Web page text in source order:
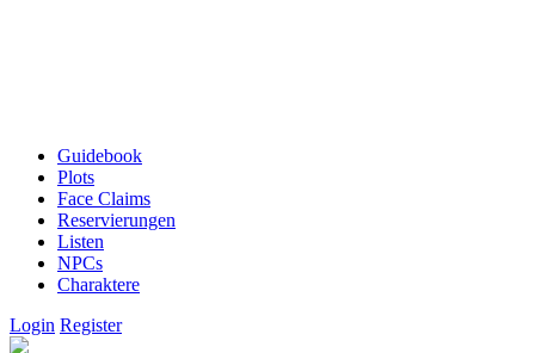
Guidebook
Plots
Face Claims
Reservierungen
Listen
NPCs
Charaktere
Login Register